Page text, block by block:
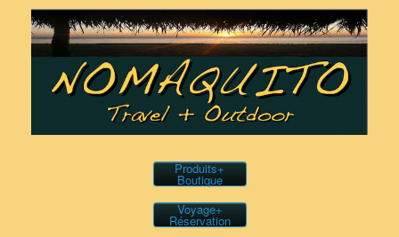
content
Produits+
Boutique
Voyage+
Réservation